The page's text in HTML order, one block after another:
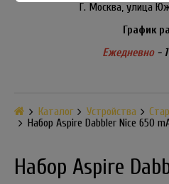
Г. Москва, улица
График
Ежедневно-
Каталог Устройства
Набор Aspire Dabbler Nice 650
Набор Aspire